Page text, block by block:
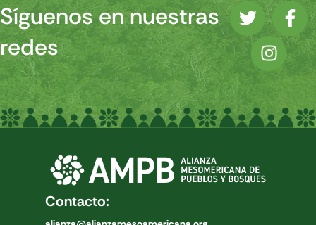
Síguenos en nuestras
redes
Contacto: